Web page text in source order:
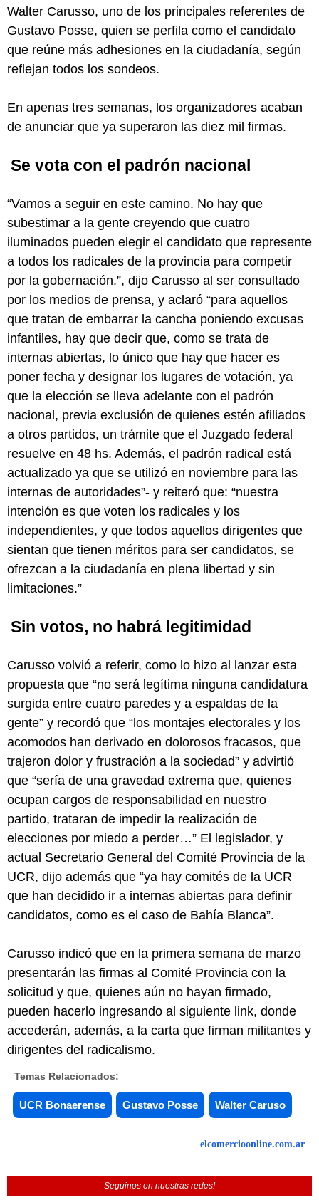
Walter Carusso, uno de los principales referentes de
Gustavo Posse, quien se perfila como el candidato
que reúne más adhesiones en la ciudadanía, según
reflejan todos los sondeos.
En apenas tres semanas, los organizadores acaban
de anunciar que ya superaron las diez mil firmas.
Se vota con el padrón nacional
“Vamos a seguir en este camino. No hay que
subestimar a la gente creyendo que cuatro
iluminados pueden elegir el candidato que represente
a todos los radicales de la provincia para competir
por la gobernación.”, dijo Carusso al ser consultado
por los medios de prensa, y aclaró “para aquellos
que tratan de embarrar la cancha poniendo excusas
infantiles, hay que decir que, como se trata de
internas abiertas, lo único que hay que hacer es
poner fecha y designar los lugares de votación, ya
que la elección se lleva adelante con el padrón
nacional, previa exclusión de quienes estén afiliados
a otros partidos, un trámite que el Juzgado federal
resuelve en 48 hs. Además, el padrón radical está
actualizado ya que se utilizó en noviembre para las
internas de autoridades”- y reiteró que: “nuestra
intención es que voten los radicales y los
independientes, y que todos aquellos dirigentes que
sientan que tienen méritos para ser candidatos, se
ofrezcan a la ciudadanía en plena libertad y sin
limitaciones.”
Sin votos, no habrá legitimidad
Carusso volvió a referir, como lo hizo al lanzar esta
propuesta que “no será legítima ninguna candidatura
surgida entre cuatro paredes y a espaldas de la
gente” y recordó que “los montajes electorales y los
acomodos han derivado en dolorosos fracasos, que
trajeron dolor y frustración a la sociedad” y advirtió
que “sería de una gravedad extrema que, quienes
ocupan cargos de responsabilidad en nuestro
partido, trataran de impedir la realización de
elecciones por miedo a perder…” El legislador, y
actual Secretario General del Comité Provincia de la
UCR, dijo además que “ya hay comités de la UCR
que han decidido ir a internas abiertas para definir
candidatos, como es el caso de Bahía Blanca”.
Carusso indicó que en la primera semana de marzo
presentarán las firmas al Comité Provincia con la
solicitud y que, quienes aún no hayan firmado,
pueden hacerlo ingresando al siguiente link, donde
accederán, además, a la carta que firman militantes y
dirigentes del radicalismo.
Temas Relacionados:
UCR Bonaerense Gustavo Posse Walter Caruso
elcomercioonline.com.ar
Seguinos en nuestras redes!